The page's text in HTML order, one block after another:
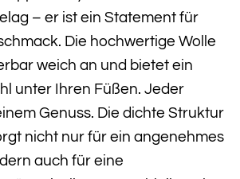
– er ist ein Statement für
Die hochwertige Wolle
weich an und bietet ein
unter Ihren Füßen. Jeder
Genuss. Die dichte Struktur
nicht nur für ein angenehmes
auch für eine